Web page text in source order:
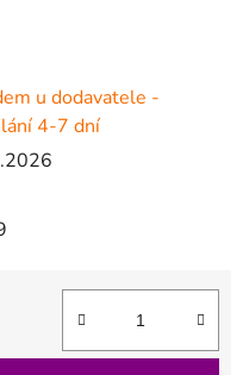
u dodavatele -
4-7 dní